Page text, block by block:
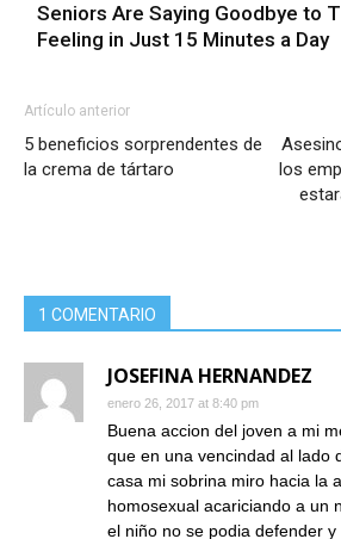
Seniors Are Saying Goodbye to
Feeling in Just 15 Minutes a Day
Artículo anterior
5 beneficios sorprendentes de
la crema de tártaro
los
1 COMENTARIO
JOSEFINA HERNANDEZ
enero 26, 2017 at 8:40 pm
Buena accion del joven a mi
que en una vencindad al lado
casa mi sobrina miro hacia la
homosexual acariciando a un
el niño no se podia defender